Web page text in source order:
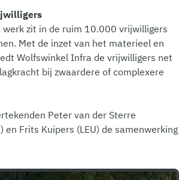
werk zit in de ruim 10.000 vrijwilligers
Met de inzet van het materieel en
Wolfswinkel Infra de vrijwilligers net
bij zwaardere of complexere
Peter van der Sterre
en Frits Kuipers (LEU) de samenwerking